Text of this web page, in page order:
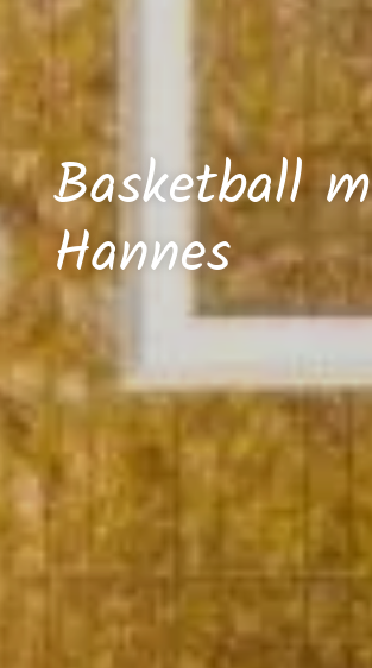
Basketball
Hannes